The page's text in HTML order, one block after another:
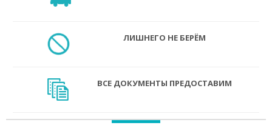
ЛИШНЕГО НЕ БЕРЁМ
ВСЕ ДОКУМЕНТЫ ПРЕДОСТАВИМ